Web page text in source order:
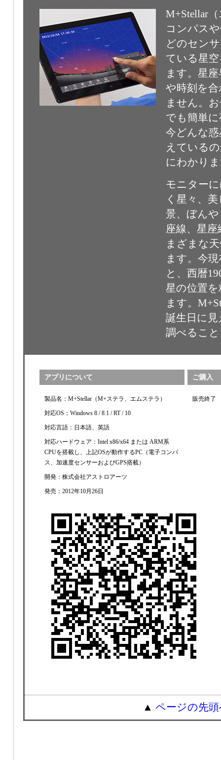
M+Stellar
コンパス
どのセン
ている星
ます。星
や時刻を
ません。
でも簡単
今どんな
えている
にわかり
モニター
く星々、
景、ぼん
座線、星
まざまな
ます。今
と、西暦
星の位置
ます。
誕生日に
調べるこ
アプリについて
製品名：M+Stellar（M+ステラ、エムステラ）
対応OS：Windows 8 / 8.1 / RT / 10
対応言語：日本語、英語
対応ハードウェア：Intel x86/x64 または ARM系
CPUを搭載し、上記OSが動作するPC（電子コンパ
ス、加速度センサーおよびGPS搭載）
開発：株式会社アストロアーツ
発売：2012年10月26日
ご購入
販売終了
▲ ページの先